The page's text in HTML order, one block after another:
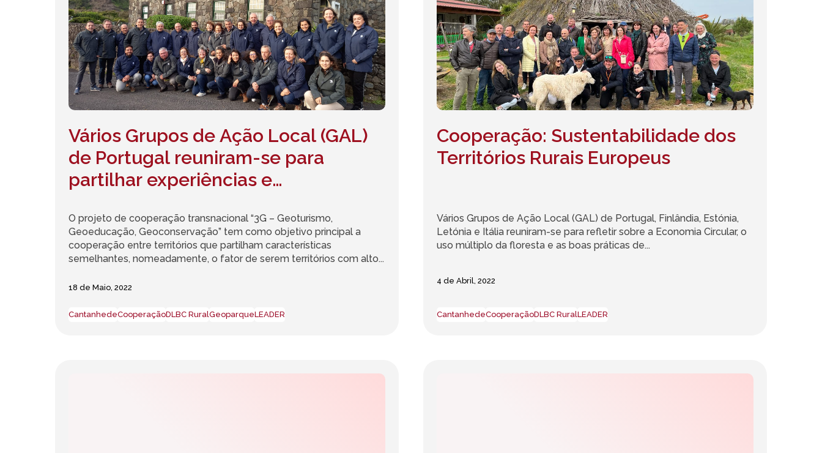
Hit enter to search or ESC to close
Vários Grupos de Ação Local (GAL)
de Portugal reuniram-se para
partilhar experiências e
dos Açores”
O projeto de cooperação transnacional “3G – Geoturismo,
Geoeducação, Geoconservação” tem como objetivo principal a
cooperação entre territórios que partilham características
semelhantes, nomeadamente, o fator de serem territórios com alto...
18 de Maio, 2022
CantanhedeCooperaçãoDLBC RuralGeoparqueLEADER
Cooperação: Sustentabilidade dos
Territórios Rurais Europeus
Vários Grupos de Ação Local (GAL) de Portugal, Finlândia, Estónia,
Letónia e Itália reuniram-se para refletir sobre a Economia Circular, o
uso múltiplo da floresta e as boas práticas de...
4 de Abril, 2022
CantanhedeCooperaçãoDLBC RuralLEADER